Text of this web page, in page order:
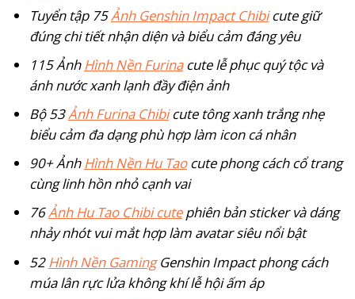
Tuyển tập 75Ảnh Genshin Impact Chibicute giữ
đúng chi tiết nhận diện và biểu cảm đáng yêu
115 ẢnhHình Nền Furinacute lễ phục quý tộc và
ánh nước xanh lạnh đầy điện ảnh
Bộ 53Ảnh Furina Chibicute tông xanh trắng nhẹ
biểu cảm đa dạng phù hợp làm icon cá nhân
90+ ẢnhHình Nền Hu Taocute phong cách cổ trang
cùng linh hồn nhỏ cạnh vai
76Ảnh Hu Tao Chibi cutephiên bản sticker và dáng
nhảy nhót vui mắt hợp làm avatar siêu nổi bật
52 Hình Nền GamingGenshin Impact phong cách
múa lân rực lửa không khí lễ hội ấm áp